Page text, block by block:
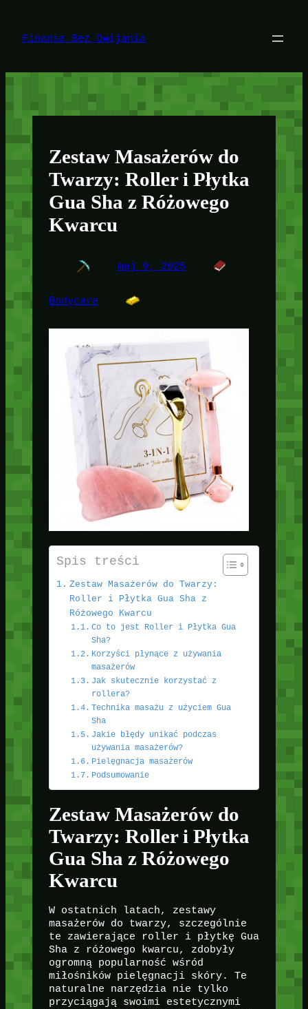
treści
Finanse Bez Owijania
Zestaw Masażerów do
Twarzy: Roller i Płytka
Gua Sha z Różowego
Kwarcu
maj 9, 2025
Bodycare
Spis treści
Zestaw Masażerów do Twarzy:
Roller i Płytka Gua Sha z
Różowego Kwarcu
Co to jest Roller i Płytka Gua
Sha?
Korzyści płynące z używania
masażerów
Jak skutecznie korzystać z
rollera?
Technika masażu z użyciem Gua
Sha
Jakie błędy unikać podczas
używania masażerów?
Pielęgnacja masażerów
Podsumowanie
Zestaw Masażerów do
Twarzy: Roller i Płytka
Gua Sha z Różowego
Kwarcu
W ostatnich latach, zestawy
masażerów do twarzy, szczególnie
te zawierające roller i płytkę Gua
Sha z różowego kwarcu, zdobyły
ogromną popularność wśród
miłośników pielęgnacji skóry. Te
naturalne narzędzia nie tylko
przyciągają swoimi estetycznymi